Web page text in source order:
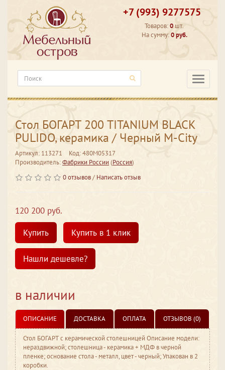
+7 (993) 9277575
Товаров:0 шт.
На сумму:0 руб.
Стол БОГАРТ 200 TITANIUM BLACK
PULIDO, керамика / Черный М-City
Артикул: 113271
Код: 480M05317
Производитель:Фабрики России (Россия)
0 отзывов/ Написать отзыв
120 200 руб.
Купить
Купить в 1 клик
Нашли дешевле?
в наличии
ОПИСАНИЕ ДОСТАВКА ОПЛАТА ОТЗЫВОВ (0)
Стол БОГАРТ с керамической столешницей Описание модели:
нераздвижной; столешница - керамика + МДФ в черной
пленке; основание стола - металл, цвет - черный; Упакован в 2
коробки.